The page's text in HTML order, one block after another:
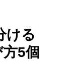
ける
5個